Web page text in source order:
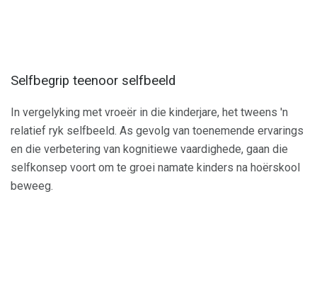
Selfbegrip teenoor selfbeeld
In vergelyking met vroeër in die kinderjare, het tweens 'n
relatief ryk selfbeeld. As gevolg van toenemende ervarings
en die verbetering van kognitiewe vaardighede, gaan die
selfkonsep voort om te groei namate kinders na hoërskool
beweeg.